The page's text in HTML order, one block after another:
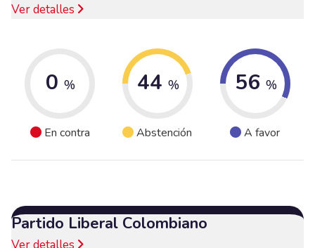
Ver detalles
0 %
En contra
44 %
Abstención
56 %
A favor
Partido Liberal Colombiano